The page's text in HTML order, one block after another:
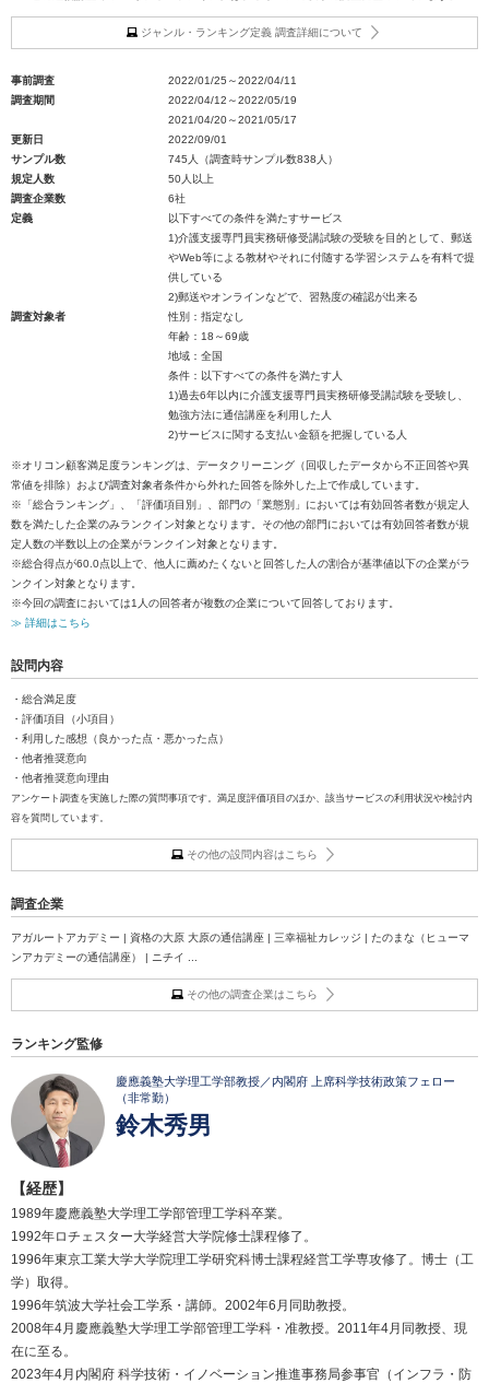
ジャンル・ランキング定義 調査詳細について
事前調査
2022/01/25～2022/04/11
調査期間
2022/04/12～2022/05/19
2021/04/20～2021/05/17
更新日
2022/09/01
サンプル数
745人（調査時サンプル数838人）
規定人数
50人以上
調査企業数
6社
定義
以下すべての条件を満たすサービス
1)介護支援専門員実務研修受講試験の受験を目的として、郵送
やWeb等による教材やそれに付随する学習システムを有料で提
供している
2)郵送やオンラインなどで、習熟度の確認が出来る
調査対象者
性別：指定なし
年齢：18～69歳
地域：全国
条件：以下すべての条件を満たす人
1)過去6年以内に介護支援専門員実務研修受講試験を受験し、
勉強方法に通信講座を利用した人
2)サービスに関する支払い金額を把握している人
※オリコン顧客満足度ランキングは、データクリーニング（回収したデータから不正回答や異
常値を排除）および調査対象者条件から外れた回答を除外した上で作成しています。
※「総合ランキング」、「評価項目別」、部門の「業態別」においては有効回答者数が規定人
数を満たした企業のみランクイン対象となります。その他の部門においては有効回答者数が規
定人数の半数以上の企業がランクイン対象となります。
※総合得点が60.0点以上で、他人に薦めたくないと回答した人の割合が基準値以下の企業がラ
ンクイン対象となります。
※今回の調査においては1人の回答者が複数の企業について回答しております。
≫ 詳細はこちら
設問内容
・総合満足度
・評価項目（小項目）
・利用した感想（良かった点・悪かった点）
・他者推奨意向
・他者推奨意向理由
アンケート調査を実施した際の質問事項です。満足度評価項目のほか、該当サービスの利用状況や検討内
容を質問しています。
その他の設問内容はこちら
調査企業
アガルートアカデミー | 資格の大原 大原の通信講座 | 三幸福祉カレッジ | たのまな（ヒューマ
ンアカデミーの通信講座） | ニチイ ...
その他の調査企業はこちら
ランキング監修
慶應義塾大学理工学部教授／内閣府 上席科学技術政策フェロー
（非常勤）
鈴木秀男
【経歴】
1989年慶應義塾大学理工学部管理工学科卒業。
1992年ロチェスター大学経営大学院修士課程修了。
1996年東京工業大学大学院理工学研究科博士課程経営工学専攻修了。博士（工
学）取得。
1996年筑波大学社会工学系・講師。2002年6月同助教授。
2008年4月慶應義塾大学理工学部管理工学科・准教授。2011年4月同教授、現
在に至る。
2023年4月内閣府 科学技術・イノベーション推進事務局参事官（インフラ・防